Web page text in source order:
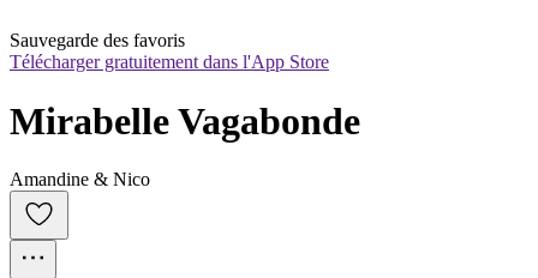
Sauvegarde des favoris
Télécharger gratuitement dans l'App Store
Mirabelle Vagabonde
Amandine & Nico